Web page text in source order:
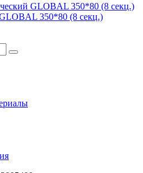
350*80 (8 секц.)